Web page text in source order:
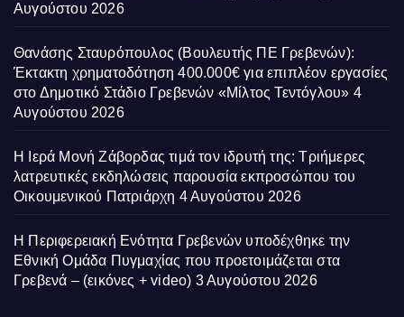
Αυγούστου 2026
Θανάσης Σταυρόπουλος (Βουλευτής ΠΕ Γρεβενών):
Έκτακτη χρηματοδότηση 400.000€ για επιπλέον εργασίες
στο Δημοτικό Στάδιο Γρεβενών «Μίλτος Τεντόγλου» 4
Αυγούστου 2026
Η Ιερά Μονή Ζάβορδας τιμά τον ιδρυτή της: Τριήμερες
λατρευτικές εκδηλώσεις παρουσία εκπροσώπου του
Οικουμενικού Πατριάρχη 4 Αυγούστου 2026
Η Περιφερειακή Ενότητα Γρεβενών υποδέχθηκε την
Εθνική Ομάδα Πυγμαχίας που προετοιμάζεται στα
Γρεβενά – (εικόνες + video) 3 Αυγούστου 2026